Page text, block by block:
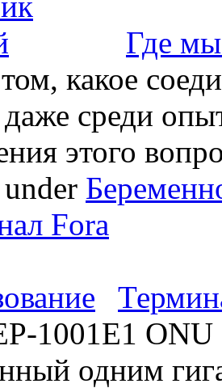
Где
какое
даже среди
этого
under
1001E1 ONU
одним